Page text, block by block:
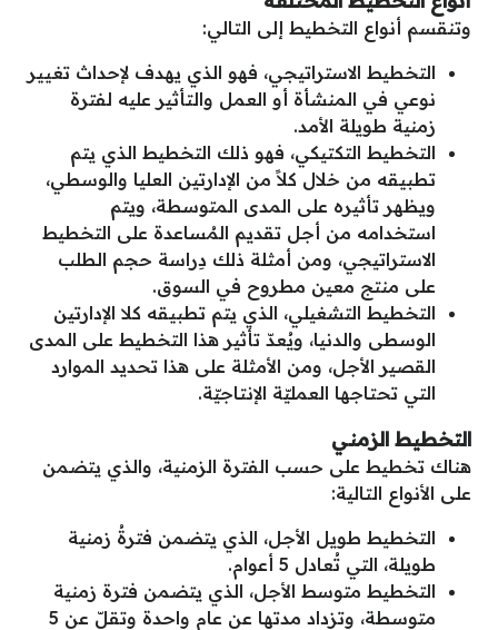
وتنقسم أنواع التخطيط إلى التالي:
التخطيط الاستراتيجي، فهو الذي يهدف لإحداث تغيير
نوعي في المنشأة أو العمل والتأثير عليه لفترة
زمنية طويلة الأمد.
التخطيط التكتيكي، فهو ذلك التخطيط الذي يتم
تطبيقه من خلال كلاً من الإدارتين العليا والوسطي،
ويظهر تأثيره على المدى المتوسطة، ويتم
استخدامه من أجل تقديم المُساعدة على التخطيط
الاستراتيجي، ومن أمثلة ذلك دِراسة حجم الطلب
على منتج معين مطروح في السوق.
التخطيط التشغيلي، الذي يتم تطبيقه كلا الإدارتين
الوسطى والدنيا، ويُعدّ تأثير هذا التخطيط على المدى
القصير الأجل، ومن الأمثلة على هذا تحديد الموارد
التي تحتاجها العمليّة الإنتاجيّة.
التخطيط الزمني
هناك تخطيط على حسب الفترة الزمنية، والذي يتضمن
على الأنواع التالية:
التخطيط طويل الأجل، الذي يتضمن فترةُ زمنية
طويلة، التي تُعادل 5 أعوام.
التخطيط متوسط الأجل، الذي يتضمن فترة زمنية
متوسطة، وتزداد مدتها عن عام واحدة وتقلّ عن 5